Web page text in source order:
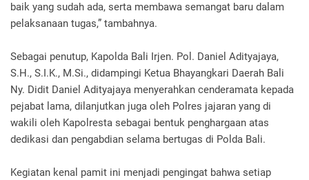
baik yang sudah ada, serta membawa semangat baru dalam
pelaksanaan tugas,” tambahnya.
Sebagai penutup, Kapolda Bali Irjen. Pol. Daniel Adityajaya,
S.H., S.I.K., M.Si., didampingi Ketua Bhayangkari Daerah Bali
Ny. Didit Daniel Adityajaya menyerahkan cenderamata kepada
pejabat lama, dilanjutkan juga oleh Polres jajaran yang di
wakili oleh Kapolresta sebagai bentuk penghargaan atas
dedikasi dan pengabdian selama bertugas di Polda Bali.
Kegiatan kenal pamit ini menjadi pengingat bahwa setiap